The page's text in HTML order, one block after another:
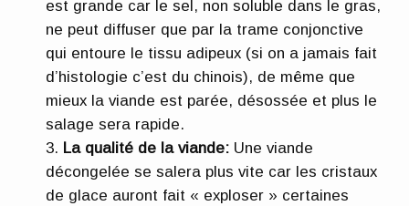
est grande car le sel, non soluble dans le gras,
ne peut diffuser que par la trame conjonctive
qui entoure le tissu adipeux (si on a jamais fait
d’histologie c’est du chinois), de même que
mieux la viande est parée, désossée et plus le
salage sera rapide.
La qualité de la viande: Une viande
décongelée se salera plus vite car les cristaux
de glace auront fait « exploser » certaines